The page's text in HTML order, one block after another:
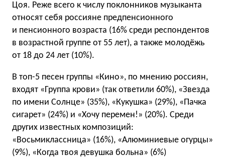
Цоя. Реже всего к числу поклонников музыканта
относят себя россияне предпенсионного
и пенсионного возраста (16% среди респондентов
в возрастной группе от 55 лет), а также молодёжь
от 18 до 24 лет (10%).
В топ-5 песен группы «Кино», по мнению россиян,
входят «Группа крови» (так ответили 60%), «Звезда
по имени Солнце» (35%), «Кукушка» (29%), «Пачка
сигарет» (24%) и «Хочу перемен!» (20%). Среди
других известных композиций:
«Восьмиклассница» (16%), «Алюминиевые огурцы»
(9%), «Когда твоя девушка больна» (6%)